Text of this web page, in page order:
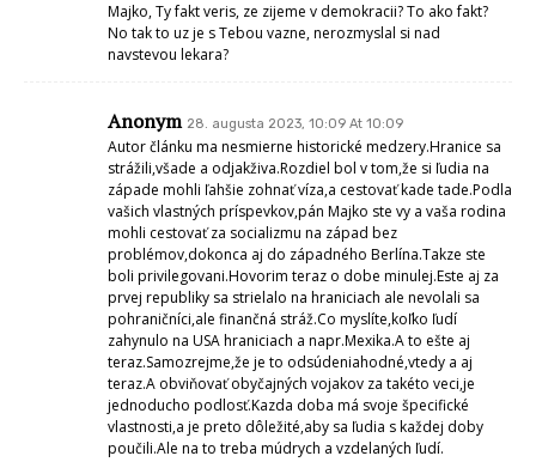
Majko, Ty fakt veris, ze zijeme v demokracii? To ako fakt?
No tak to uz je s Tebou vazne, nerozmyslal si nad
navstevou lekara?
Anonym 28. augusta 2023, 10:09 At 10:09
Autor článku ma nesmierne historické medzery.Hranice sa
strážili,všade a odjakživa.Rozdiel bol v tom,že si ľudia na
západe mohli ľahšie zohnať víza,a cestovať kade tade.Podla
vašich vlastných príspevkov,pán Majko ste vy a vaša rodina
mohli cestovať za socializmu na západ bez
problémov,dokonca aj do západného Berlína.Takze ste
boli privilegovani.Hovorim teraz o dobe minulej.Este aj za
prvej republiky sa strielalo na hraniciach ale nevolali sa
pohraničníci,ale finančná stráž.Co myslíte,koľko ľudí
zahynulo na USA hraniciach a napr.Mexika.A to ešte aj
teraz.Samozrejme,že je to odsúdeniahodné,vtedy a aj
teraz.A obviňovať obyčajných vojakov za takéto veci,je
jednoducho podlosť.Kazda doba má svoje špecifické
vlastnosti,a je preto dôležité,aby sa ľudia s každej doby
poučili.Ale na to treba múdrych a vzdelaných ľudí.